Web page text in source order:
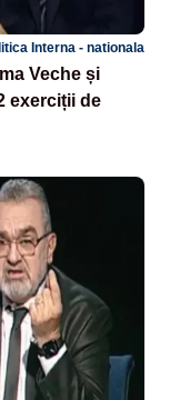
Interna - nationala
Veche și
exerciții de